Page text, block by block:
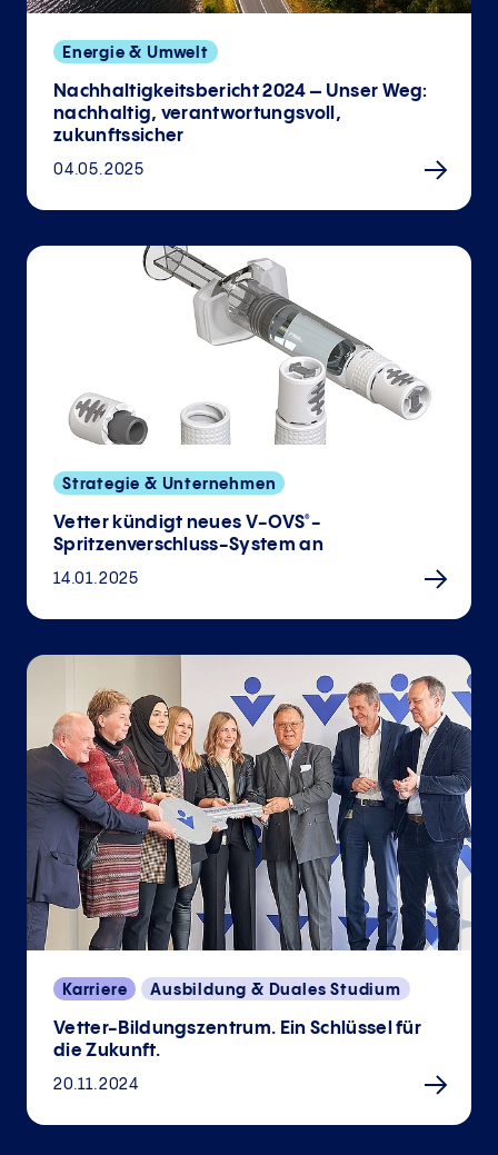
Energie & Umwelt
Nachhaltigkeitsbericht 2024 – Unser Weg:
nachhaltig, verantwortungsvoll,
zukunftssicher
04.05.2025
Strategie & Unternehmen
Vetter kündigt neues V-OVS®-
Spritzenverschluss-System an
14.01.2025
Karriere Ausbildung & Duales Studium
Vetter-Bildungszentrum. Ein Schlüssel für
die Zukunft.
20.11.2024